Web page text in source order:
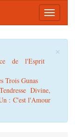
Toggle
×
de l'Esprit
Trois Gunas
Divine,
: C'est l'Amour